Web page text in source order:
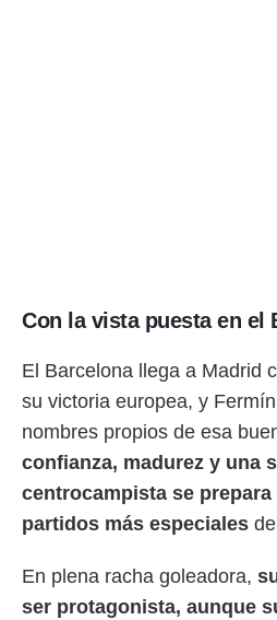
Con la vista puesta en el
El Barcelona llega a Madrid
su victoria europea, y
nombres propios de esa
confianza, madurez y una
centrocampista se
partidos más especiales
En plena racha goleadora,
ser protagonista, aunque